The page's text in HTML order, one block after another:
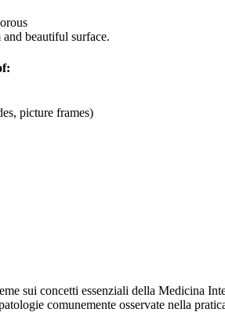
beautiful surface.
picture frames)
sui concetti essenziali della Medicina
comunemente osservate nella